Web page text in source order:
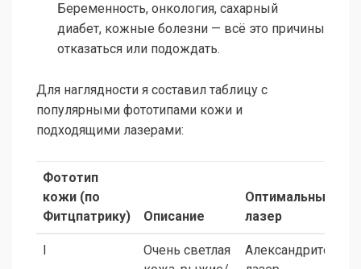
Беременность, онкология, сахарный
диабет, кожные болезни — всё это причины
отказаться или подождать.
Для наглядности я составил таблицу с
популярными фототипами кожи и
подходящими лазерами:
Фототип
кожи (по
Фитцпатрику)
Описание
Оптимальный
лазер
Очень светлая
Александритовый